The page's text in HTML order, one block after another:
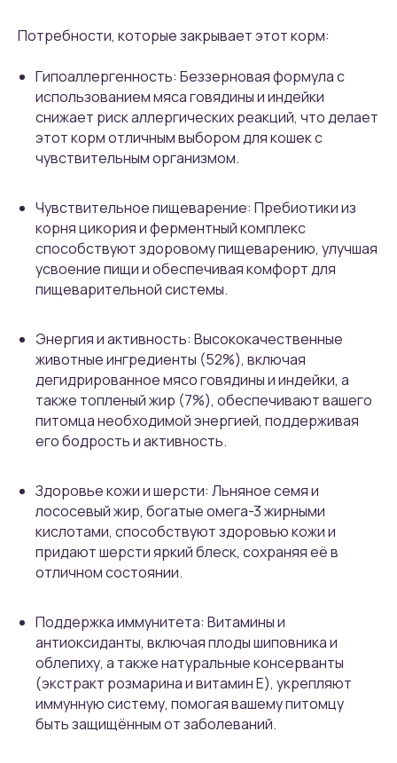
Потребности, которые закрывает этот корм:
Гипоаллергенность: Беззерновая формула с
использованием мяса говядины и индейки
снижает риск аллергических реакций, что делает
этот корм отличным выбором для кошек с
чувствительным организмом.
Чувствительное пищеварение: Пребиотики из
корня цикория и ферментный комплекс
способствуют здоровому пищеварению, улучшая
усвоение пищи и обеспечивая комфорт для
пищеварительной системы.
Энергия и активность: Высококачественные
животные ингредиенты (52%), включая
дегидрированное мясо говядины и индейки, а
также топленый жир (7%), обеспечивают вашего
питомца необходимой энергией, поддерживая
его бодрость и активность.
Здоровье кожи и шерсти: Льняное семя и
лососевый жир, богатые омега-3 жирными
кислотами, способствуют здоровью кожи и
придают шерсти яркий блеск, сохраняя её в
отличном состоянии.
Поддержка иммунитета: Витамины и
антиоксиданты, включая плоды шиповника и
облепиху, а также натуральные консерванты
(экстракт розмарина и витамин Е), укрепляют
иммунную систему, помогая вашему питомцу
быть защищённым от заболеваний.